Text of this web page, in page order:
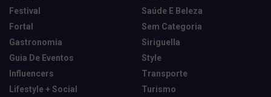
Festival
Fortal
Gastronomia
Guia De Eventos
Influencers
Lifestyle + Social
Saúde E Beleza
Sem Categoria
Siriguella
Style
Transporte
Turismo